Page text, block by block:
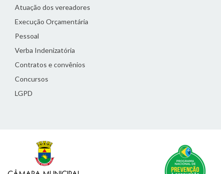
Atuação dos vereadores
Execução Orçamentária
Pessoal
Verba Indenizatória
Contratos e convênios
Concursos
LGPD